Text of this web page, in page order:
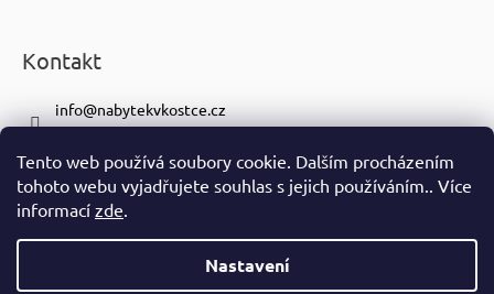
Tento web používá soubory cookie. Dalším procházením
tohoto webu vyjadřujete souhlas s jejich používáním.. Více
informací zde.
Nastavení
Kontakt
info@nabytekvkostce.cz
+420 601 116 371
https://www.facebook.com/nabytekvkostce.cz/
nabytek_v_kostce
Vytvořil Shoptet